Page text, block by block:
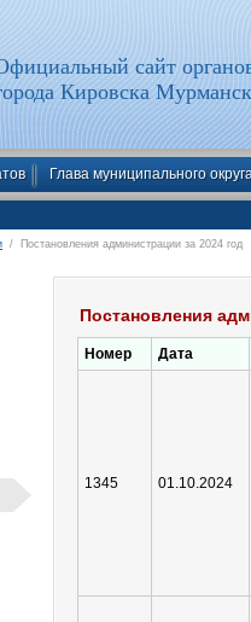
сайт
Кировска
Глава муниципального
/ Постановления администрации за 2024 год
Постановления
Номер Дата
1345 01.10.2024